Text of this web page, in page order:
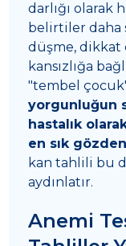
darlığı olarak
belirtiler daha
düşme, dikkat
kansızlığa
"tembel
yorgunluğun
hastalık
en sık
kan tahlili bu
aydınlatır.
Anemi